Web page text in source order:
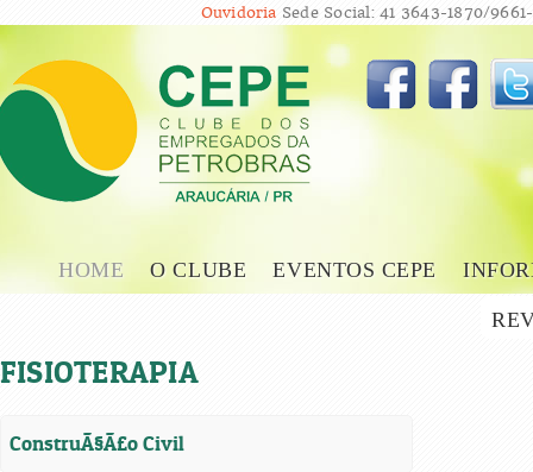
Ouvidoria Sede Social: 41 3643-1870/
HOME O CLUBE EVENTOS CEPE
FISIOTERAPIA
ConstruÃ§Ã£o Civil